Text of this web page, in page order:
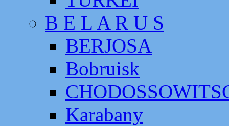
B E L A R U S
BERJOSA
Bobruisk
Karabany